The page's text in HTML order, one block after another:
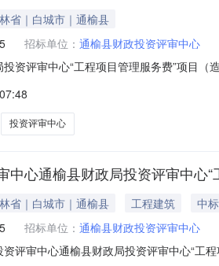
省｜白城市｜通榆县
招标单位： 通榆县财政投资评审中心
资评审中心“工程项目管理服务费”项目
中标单位名称：中昱春阳项目管理（吉
投资评审中心
中心通榆县财政局投资评审中心
省｜白城市｜通榆县 工程建筑
中
招标单位： 通榆县财政投资评审中心
评审中心通榆县财政局投资评审中心“工